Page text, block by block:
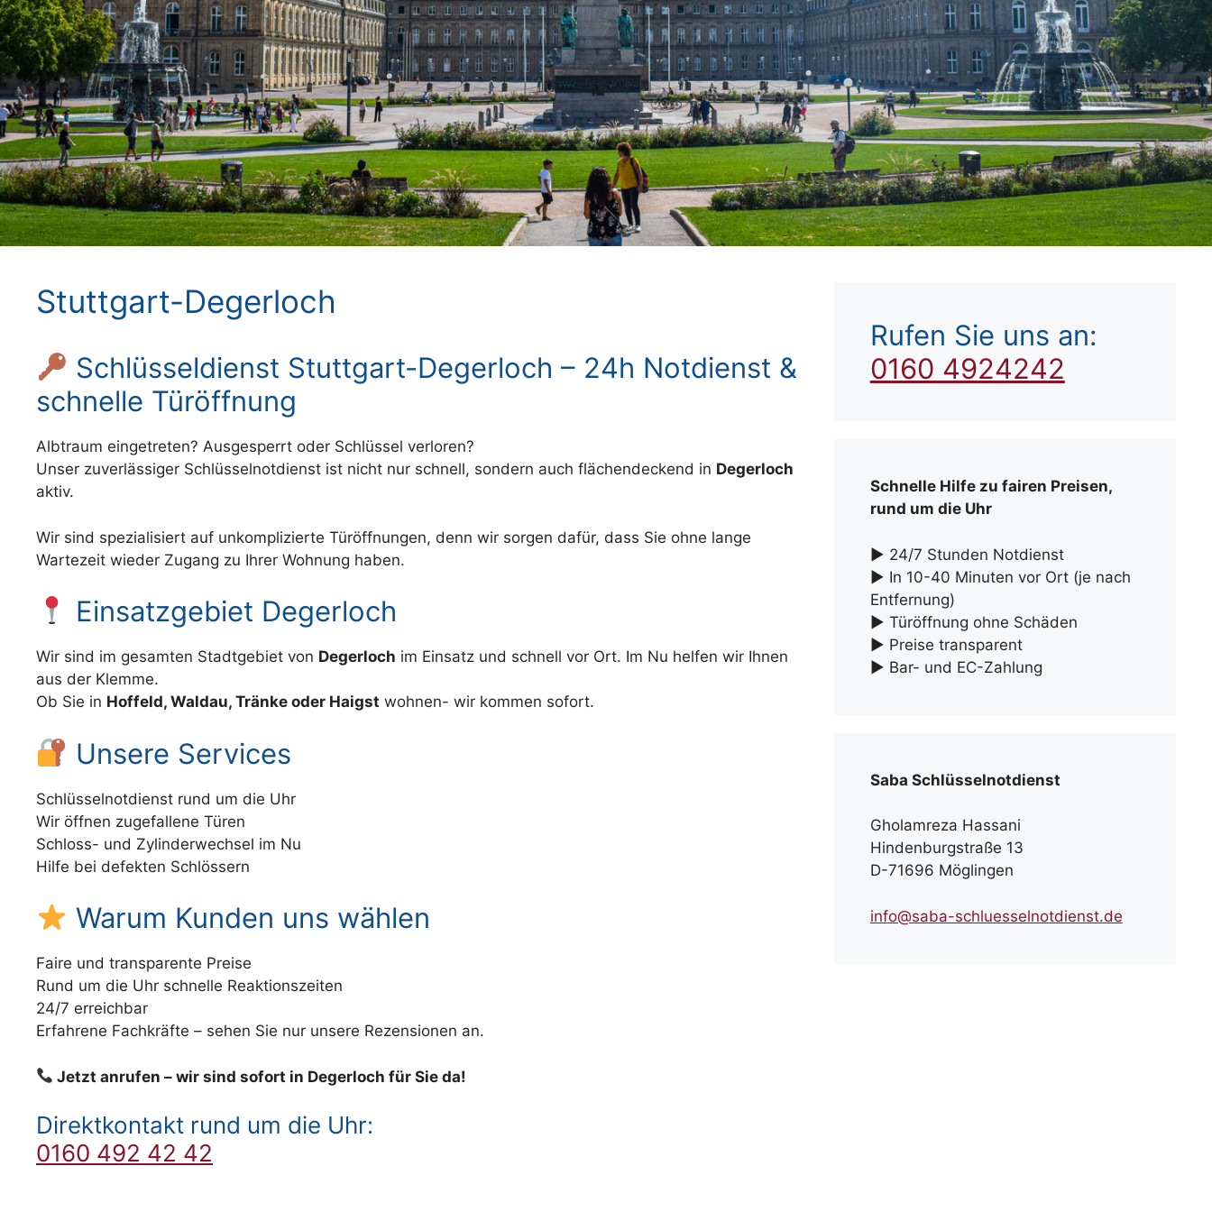
Stuttgart-Degerloch
Schlüsseldienst Stuttgart-Degerloch – 24h Notdienst &
schnelle Türöffnung
Albtraum eingetreten? Ausgesperrt oder Schlüssel verloren?
Unser zuverlässiger Schlüsselnotdienst ist nicht nur schnell, sondern auch flächendeckend in Degerloch
aktiv.
Wir sind spezialisiert auf unkomplizierte Türöffnungen, denn wir sorgen dafür, dass Sie ohne lange
Wartezeit wieder Zugang zu Ihrer Wohnung haben.
Einsatzgebiet Degerloch
Wir sind im gesamten Stadtgebiet von Degerloch im Einsatz und schnell vor Ort. Im Nu helfen wir Ihnen
aus der Klemme.
Ob Sie in Hoffeld, Waldau, Tränke oder Haigst wohnen- wir kommen sofort.
Unsere Services
Schlüsselnotdienst rund um die Uhr
Wir öffnen zugefallene Türen
Schloss- und Zylinderwechsel im Nu
Hilfe bei defekten Schlössern
Warum Kunden uns wählen
Faire und transparente Preise
Rund um die Uhr schnelle Reaktionszeiten
24/7 erreichbar
Erfahrene Fachkräfte – sehen Sie nur unsere Rezensionen an.
Jetzt anrufen – wir sind sofort in Degerloch für Sie da!
Direktkontakt rund um die Uhr:
0160 492 42 42
Rufen Sie uns an:
0160 4924242
Schnelle Hilfe zu fairen Preisen,
rund um die Uhr
► 24/7 Stunden Notdienst
► In 10-40 Minuten vor Ort (je nach
Entfernung)
► Türöffnung ohne Schäden
► Preise transparent
► Bar- und EC-Zahlung
Saba Schlüsselnotdienst
Gholamreza Hassani
Hindenburgstraße 13
D-71696 Möglingen
info@saba-schluesselnotdienst.de